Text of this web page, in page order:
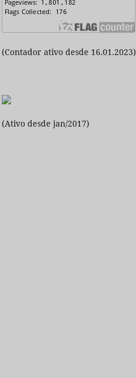
(Contador ativo desde 16.01.2023)
(Ativo desde jan/2017)